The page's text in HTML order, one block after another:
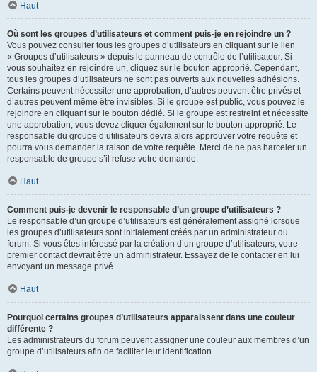
Haut
Où sont les groupes d’utilisateurs et comment puis-je en rejoindre un ?
Vous pouvez consulter tous les groupes d’utilisateurs en cliquant sur le lien
« Groupes d’utilisateurs » depuis le panneau de contrôle de l’utilisateur. Si
vous souhaitez en rejoindre un, cliquez sur le bouton approprié. Cependant,
tous les groupes d’utilisateurs ne sont pas ouverts aux nouvelles adhésions.
Certains peuvent nécessiter une approbation, d’autres peuvent être privés et
d’autres peuvent même être invisibles. Si le groupe est public, vous pouvez le
rejoindre en cliquant sur le bouton dédié. Si le groupe est restreint et nécessite
une approbation, vous devez cliquer également sur le bouton approprié. Le
responsable du groupe d’utilisateurs devra alors approuver votre requête et
pourra vous demander la raison de votre requête. Merci de ne pas harceler un
responsable de groupe s’il refuse votre demande.
Haut
Comment puis-je devenir le responsable d’un groupe d’utilisateurs ?
Le responsable d’un groupe d’utilisateurs est généralement assigné lorsque
les groupes d’utilisateurs sont initialement créés par un administrateur du
forum. Si vous êtes intéressé par la création d’un groupe d’utilisateurs, votre
premier contact devrait être un administrateur. Essayez de le contacter en lui
envoyant un message privé.
Haut
Pourquoi certains groupes d’utilisateurs apparaissent dans une couleur
différente ?
Les administrateurs du forum peuvent assigner une couleur aux membres d’un
groupe d’utilisateurs afin de faciliter leur identification.